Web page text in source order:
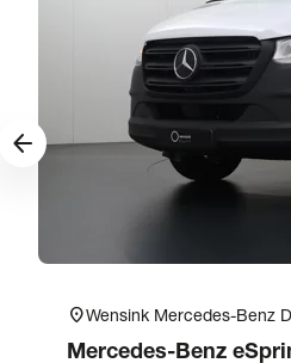
location_onWensink Mercedes-Benz
Mercedes-Benz
arrow_forward